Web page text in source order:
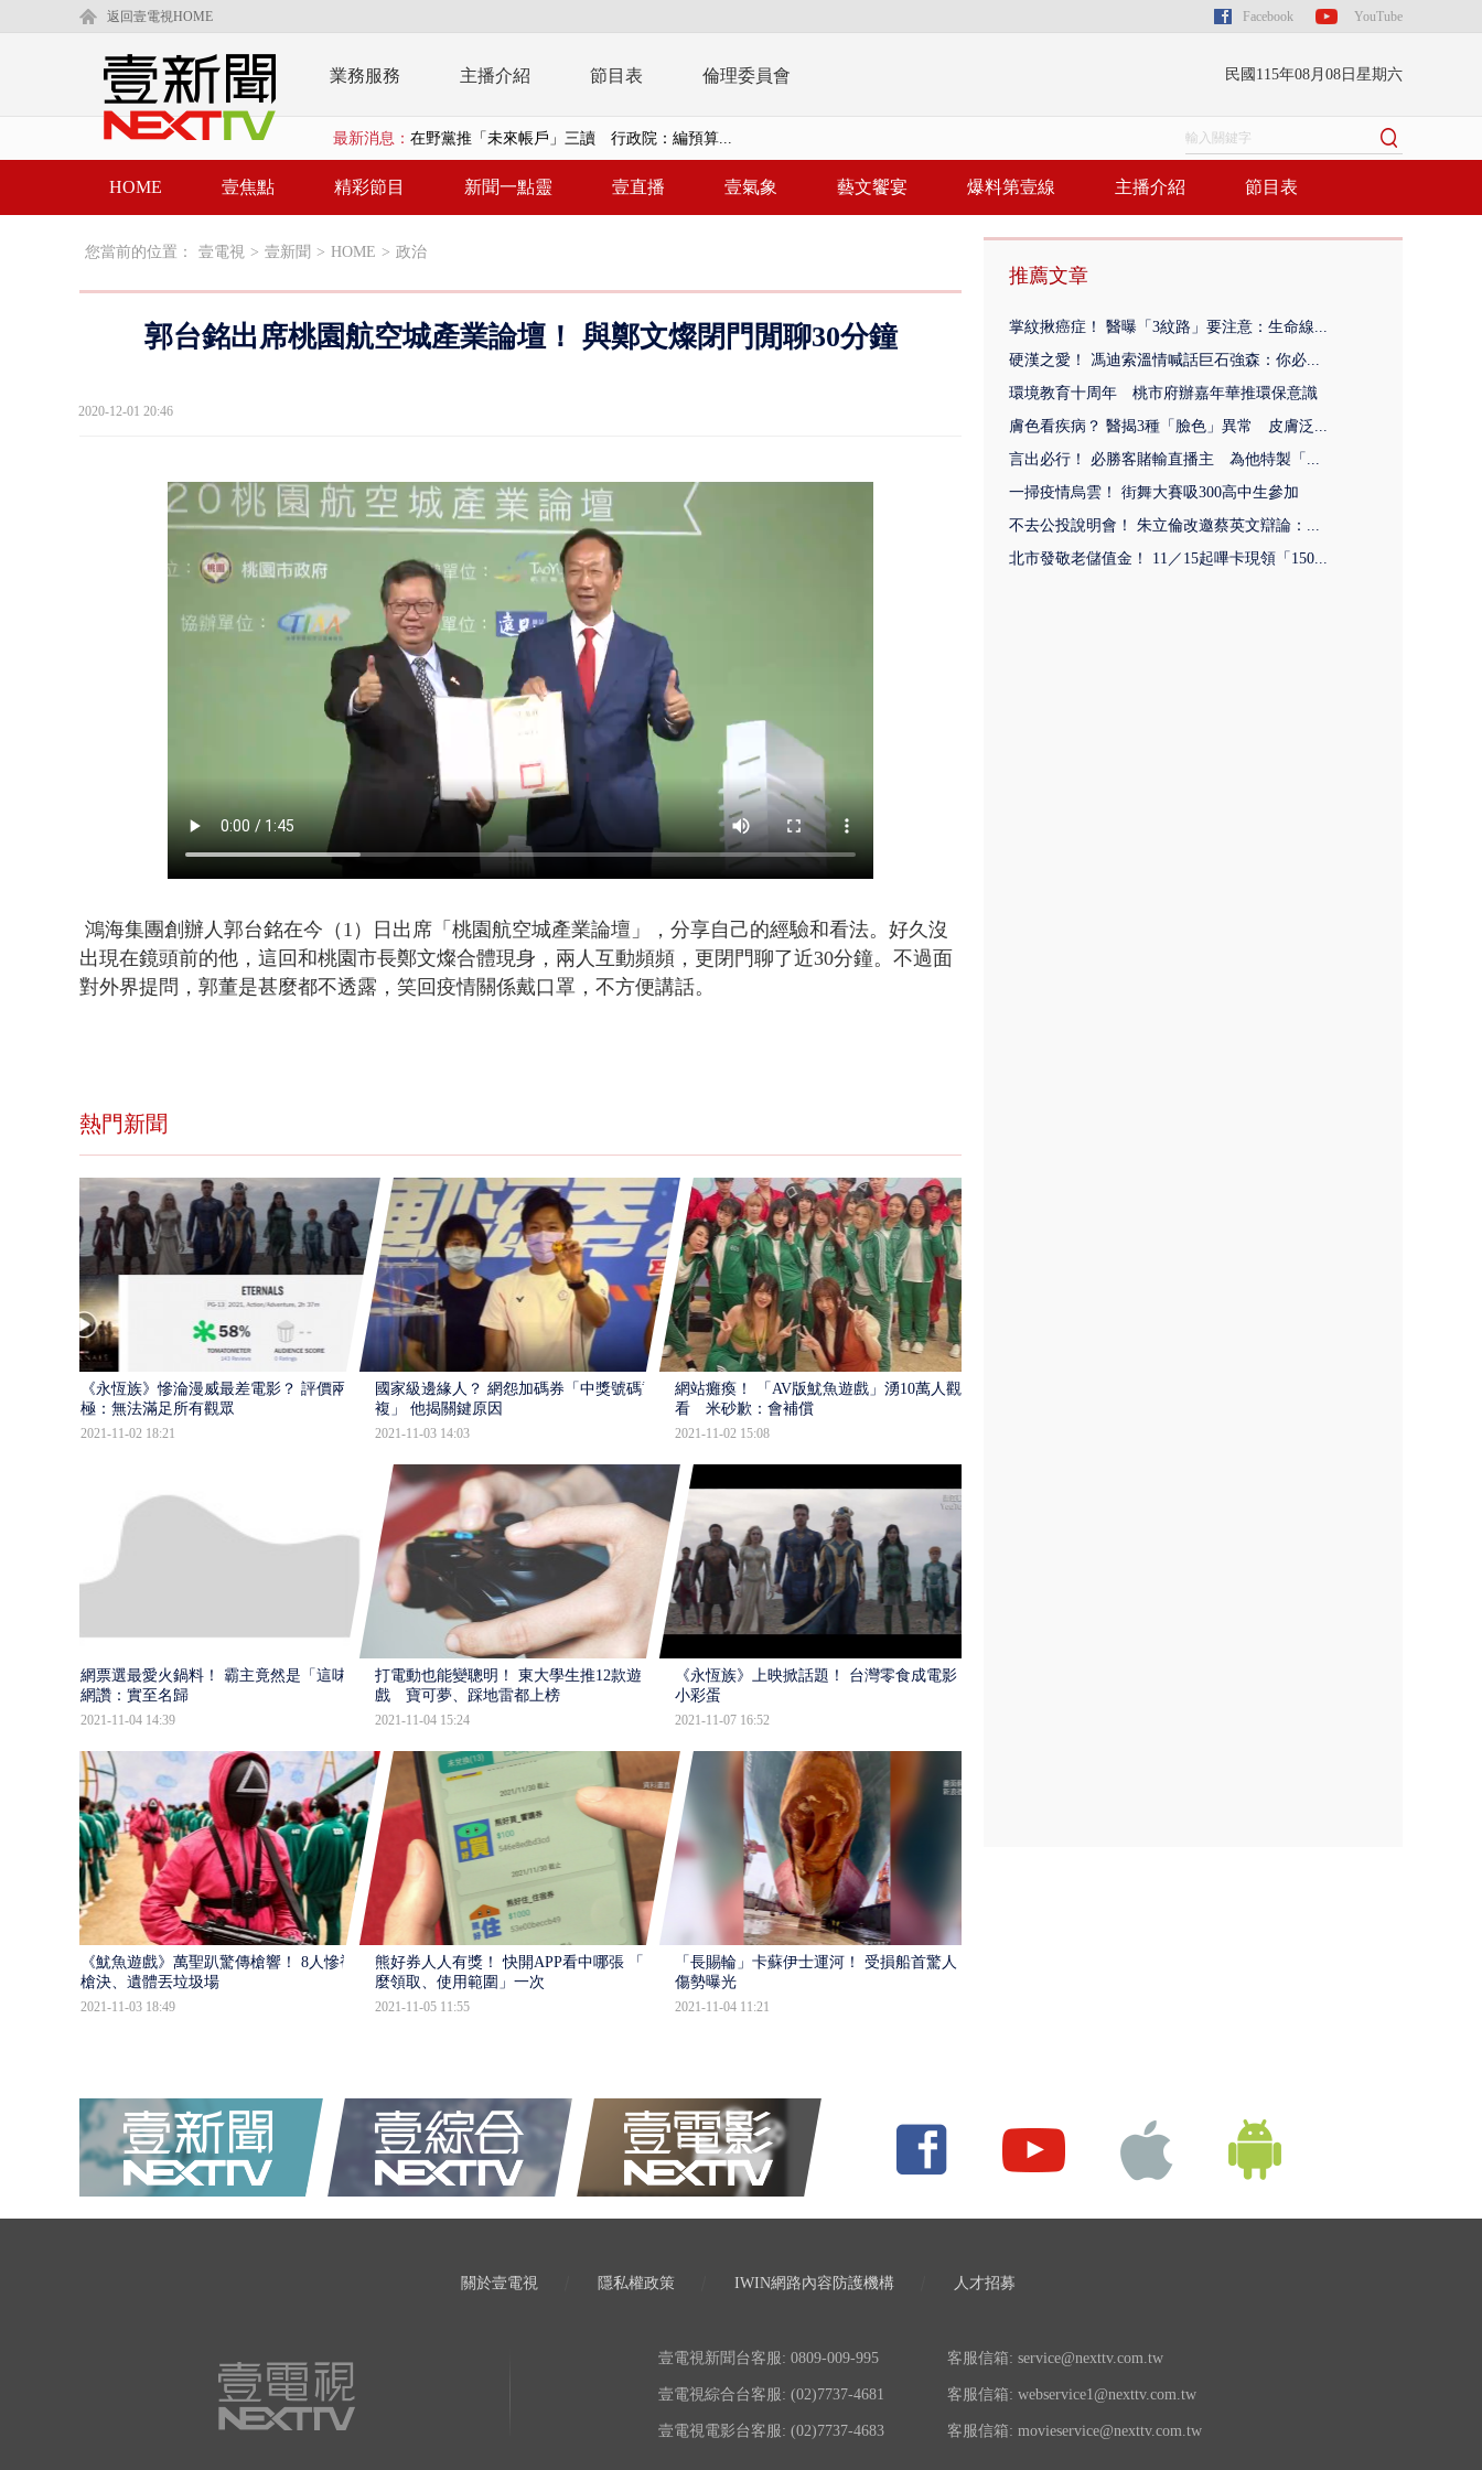
返回壹電視HOME Facebook YouTube
業務服務 主播介紹 節目表 倫理委員會 民國115年08月08日星期六
最新消息： 【新聞一點靈】慈濟遭詐10.6億未提告 網友...
蔣萬安提「南有大安森林公園、北有榮星」周...
蔣萬安為慈濟疫苗轟中央 謝金河：顛倒黑白...
鄭麗文驚語「台灣不是國家」轟綠街頭混混？...
HOME 壹焦點 精彩節目 新聞一點靈 壹直播 壹氣象 藝文饗宴 爆料第壹線 主播介紹 節目表
您當前的位置： 壹電視 > 壹新聞 > HOME > 政治
郭台銘出席桃園航空城產業論壇！ 與鄭文燦閉門閒聊30分鐘
2020-12-01 20:46
鴻海集團創辦人郭台銘在今（1）日 出席「 桃園航空城產業論壇」，分享自己的經驗和看法。好久沒
出現在鏡頭前的他，這回和桃園市長鄭文燦合體現身，兩人互動頻頻，更閉門聊了近30分鐘。不過面
對外界提問，郭董是甚麼都不透露，笑回疫情關係戴口罩，不方便講話。
熱門新聞
​《永恆族》慘淪漫威最差電影？ 評價兩
極：無法滿足所有觀眾
2021-11-02 18:21
國家級邊緣人？ 網怨加碼券「中獎號碼重
複」 他揭關鍵原因
2021-11-03 14:03
網站癱瘓！ 「AV版魷魚遊戲」湧10萬人觀
看 米砂歉：會補償
2021-11-02 15:08
網票選最愛火鍋料！ 霸主竟然是「這味」
網讚：實至名歸
2021-11-04 14:39
打電動也能變聰明！ 東大學生推12款遊
戲 寶可夢、踩地雷都上榜
2021-11-04 15:24
《永恆族》上映掀話題！ 台灣零食成電影
小彩蛋
2021-11-07 16:52
《魷魚遊戲》萬聖趴驚傳槍響！ 8人慘被
槍決、遺體丟垃圾場
2021-11-03 18:49
熊好券人人有獎！ 快開APP看中哪張 「怎
麼領取、使用範圍」一次
2021-11-05 11:55
「長賜輪」卡蘇伊士運河！ 受損船首驚人
傷勢曝光
2021-11-04 11:21
推薦文章
掌紋揪癌症！ 醫曝「3紋路」要注意：生命線...
硬漢之愛！ 馮迪索溫情喊話巨石強森：你必...
環境教育十周年 桃市府辦嘉年華推環保意識
膚色看疾病？ 醫揭3種「臉色」異常 皮膚泛...
言出必行！ 必勝客賭輸直播主 為他特製「...
一掃疫情烏雲！ 街舞大賽吸300高中生參加
不去公投說明會！ 朱立倫改邀蔡英文辯論：...
北市發敬老儲值金！ 11／15起嗶卡現領「150...
關於壹電視 隱私權政策 IWIN網路內容防護機構 人才招募
壹電視新聞台客服: 0809-009-995 客服信箱: service@nexttv.com.tw
壹電視綜合台客服: (02)7737-4681 客服信箱: webservice1@nexttv.com.tw
壹電視電影台客服: (02)7737-4683 客服信箱: movieservice@nexttv.com.tw